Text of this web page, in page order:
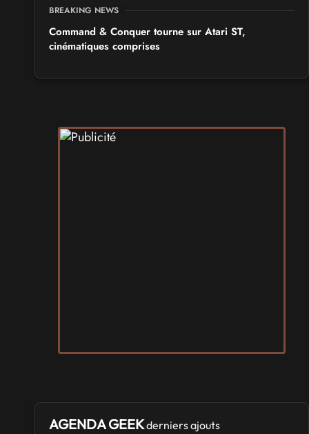
BREAKING NEWS
Command & Conquer tourne sur Atari ST,
cinématiques comprises
AGENDA GEEKderniers ajouts